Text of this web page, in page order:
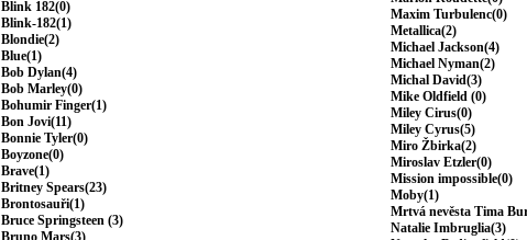
Blink 182(0)
Blink-182(1)
Blondie(2)
Blue(1)
Bob Dylan(4)
Bob Marley(0)
Bohumir Finger(1)
Bon Jovi(11)
Bonnie Tyler(0)
Boyzone(0)
Brave(1)
Britney Spears(23)
Brontosauři(1)
Bruce Springsteen (3)
Bruno Mars(3)
Maxim Turbulenc(0)
Metallica(2)
Michael Jackson(4)
Michael Nyman(2)
Michal David(3)
Mike Oldfield (0)
Miley Cirus(0)
Miley Cyrus(5)
Miro Žbirka(2)
Miroslav Etzler(0)
Mission impossible(0)
Moby(1)
Mrtvá nevěsta Tima
Natalie Imbruglia(3)